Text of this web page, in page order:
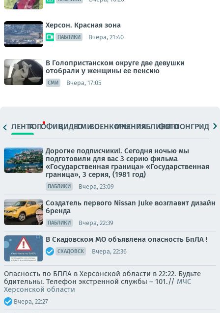
Херсон. Красная зона
ПАБЛИКИ Вчера, 21:40
В Голопристанском округе две девушки
отобрали у женщины ее пенсию
СМИ Вчера, 17:05
ЛЕНТАТОПОФИЦ.ВИДЕОСМИВОЕНКОРЫМНЕНИЯПАБЛИКИ
ФОТОЛОНГРИДЫ
Дорогие подписчики!. Сегодня ночью мы
подготовили для вас 3 серию фильма
«Государственная граница» «Государственная
граница», 3 серия, (1981 год)
ПАБЛИКИ Вчера, 23:09
Создатель первого Nissan Juke возглавит дизайн
бренда
ПАБЛИКИ Вчера, 22:39
В Скадовском МО объявлена опасность БпЛА !
СКАДОВСК Вчера, 22:36
Опасность по БПЛА в Херсонской области в 22:22. Будьте
бдительны. Телефон экстренной службы – 101.// МЧС
Херсонской области
Вчера, 22:27